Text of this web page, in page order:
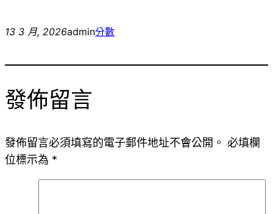
13 3 月, 2026admin分數
發佈留言
發佈留言必須填寫的電子郵件地址不會公開。 必填欄
位標示為 *